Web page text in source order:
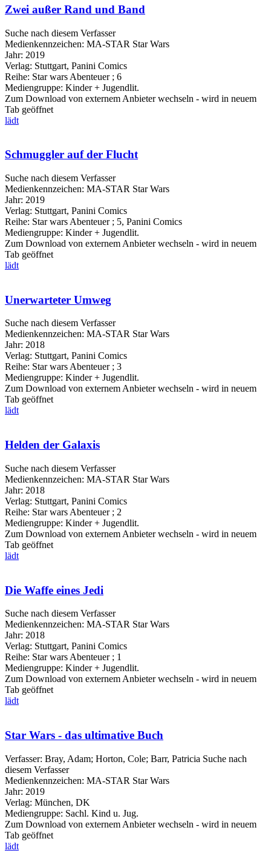
Zwei außer Rand und Band
Suche nach diesem Verfasser
Medienkennzeichen: MA-STAR Star Wars
Jahr: 2019
Verlag: Stuttgart, Panini Comics
Reihe: Star wars Abenteuer ; 6
Mediengruppe: Kinder + Jugendlit.
Zum Download von externem Anbieter wechseln - wird in neuem
Tab geöffnet
lädt
Schmuggler auf der Flucht
Suche nach diesem Verfasser
Medienkennzeichen: MA-STAR Star Wars
Jahr: 2019
Verlag: Stuttgart, Panini Comics
Reihe: Star wars Abenteuer ; 5, Panini Comics
Mediengruppe: Kinder + Jugendlit.
Zum Download von externem Anbieter wechseln - wird in neuem
Tab geöffnet
lädt
Unerwarteter Umweg
Suche nach diesem Verfasser
Medienkennzeichen: MA-STAR Star Wars
Jahr: 2018
Verlag: Stuttgart, Panini Comics
Reihe: Star wars Abenteuer ; 3
Mediengruppe: Kinder + Jugendlit.
Zum Download von externem Anbieter wechseln - wird in neuem
Tab geöffnet
lädt
Helden der Galaxis
Suche nach diesem Verfasser
Medienkennzeichen: MA-STAR Star Wars
Jahr: 2018
Verlag: Stuttgart, Panini Comics
Reihe: Star wars Abenteuer ; 2
Mediengruppe: Kinder + Jugendlit.
Zum Download von externem Anbieter wechseln - wird in neuem
Tab geöffnet
lädt
Die Waffe eines Jedi
Suche nach diesem Verfasser
Medienkennzeichen: MA-STAR Star Wars
Jahr: 2018
Verlag: Stuttgart, Panini Comics
Reihe: Star wars Abenteuer ; 1
Mediengruppe: Kinder + Jugendlit.
Zum Download von externem Anbieter wechseln - wird in neuem
Tab geöffnet
lädt
Star Wars - das ultimative Buch
Verfasser: Bray, Adam; Horton, Cole; Barr, Patricia Suche nach
diesem Verfasser
Medienkennzeichen: MA-STAR Star Wars
Jahr: 2019
Verlag: München, DK
Mediengruppe: Sachl. Kind u. Jug.
Zum Download von externem Anbieter wechseln - wird in neuem
Tab geöffnet
lädt